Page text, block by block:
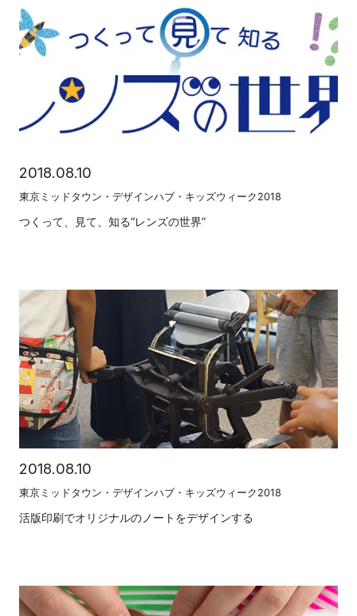
2018.08.10
東京ミッドタウン・デザインハブ・キッズウィーク2018
つくって、見て、知る“レンズの世界”
2018.08.10
東京ミッドタウン・デザインハブ・キッズウィーク2018
活版印刷でオリジナルのノートをデザインする